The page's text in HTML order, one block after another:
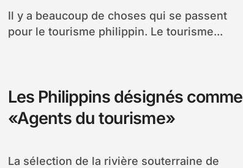
Il y a beaucoup de choses qui se passent
pour le tourisme philippin. Le tourisme...
Les Philippins désignés comme
«Agents du tourisme»
La sélection de la rivière souterraine de